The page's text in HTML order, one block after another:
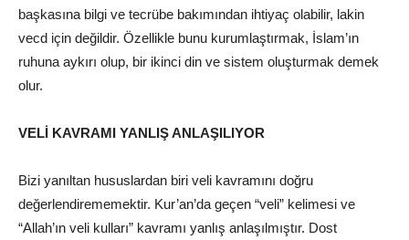
başkasına bilgi ve tecrübe bakımından ihtiyaç olabilir, lakin
vecd için değildir. Özellikle bunu kurumlaştırmak, İslam’ın
ruhuna aykırı olup, bir ikinci din ve sistem oluşturmak demek
olur.
VELİ KAVRAMI YANLIŞ ANLAŞILIYOR
Bizi yanıltan hususlardan biri veli kavramını doğru
değerlendirememektir. Kur’an’da geçen “veli” kelimesi ve
“Allah’ın veli kulları” kavramı yanlış anlaşılmıştır. Dost